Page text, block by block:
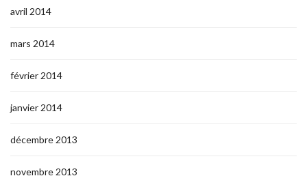
avril 2014
mars 2014
février 2014
janvier 2014
décembre 2013
novembre 2013